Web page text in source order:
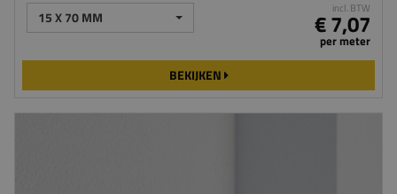
15 X 70 MM incl. BTW
€ 7,07
per meter
BEKIJKEN